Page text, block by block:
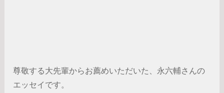
尊敬する大先輩からお薦めいただいた、永六輔さんの
エッセイです。